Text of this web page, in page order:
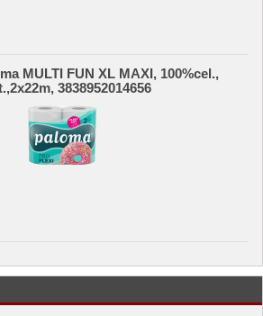
MULTI FUN XL MAXI, 100%cel.,
3838952014656